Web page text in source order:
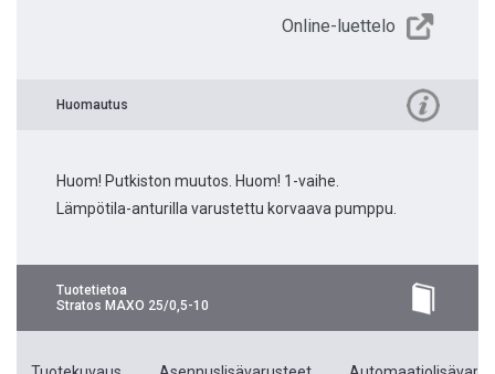
Online-luettelo
Huomautus
Huom! Putkiston muutos. Huom! 1-vaihe.
Lämpötila-anturilla varustettu korvaava pumppu.
Tuotetietoa
Stratos MAXO 25/0,5-10